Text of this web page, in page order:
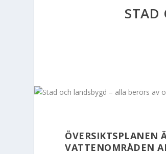
STAD
ÖVERSIKTSPLANEN
VATTENOMRÅDEN